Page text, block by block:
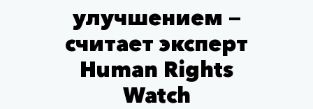
улучшением —
считает эксперт
Human Rights
Watch